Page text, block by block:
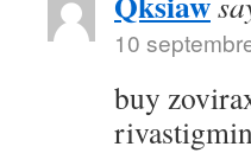
10
buy